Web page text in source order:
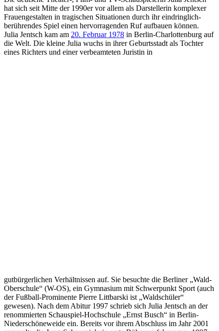
hat sich seit Mitte der 1990er vor allem als Darstellerin komplexer
Frauengestalten in tragischen Situationen durch ihr eindringlich-
berührendes Spiel einen hervorragenden Ruf aufbauen können.
Julia Jentsch kam am 20. Februar 1978 in Berlin-Charlottenburg auf
die Welt. Die kleine Julia wuchs in ihrer Geburtsstadt als Tochter
eines Richters und einer verbeamteten Juristin in
gutbürgerlichen Verhältnissen auf. Sie besuchte die Berliner „Wald-
Oberschule“ (W-OS), ein Gymnasium mit Schwerpunkt Sport (auch
der Fußball-Prominente Pierre Littbarski ist „Waldschüler“
gewesen). Nach dem Abitur 1997 schrieb sich Julia Jentsch an der
renommierten Schauspiel-Hochschule „Ernst Busch“ in Berlin-
Niederschöneweide ein. Bereits vor ihrem Abschluss im Jahr 2001